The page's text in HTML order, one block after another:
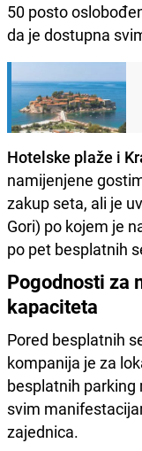
50 posto
da je dostupna
Hotelske plaže i
namijenjene
zakup seta, ali je
Gori) po kojem je
po pet besplatnih
Pogodnosti za
kapaciteta
Pored besplatnih
kompanija je za
besplatnih parking
svim
zajednica.